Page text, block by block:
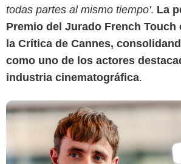
todas partes al mismo tiempo'. La
Premio del Jurado French Touch
la Crítica de Cannes,
como uno de los actores
industria cinematográfica.